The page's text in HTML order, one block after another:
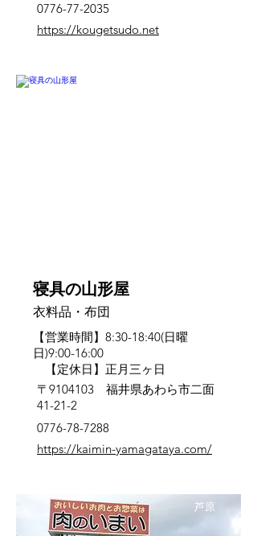
0776-77-2035
https://kougetsudo.net
寝具の山形屋
衣料品・布団
【営業時間】8:30-18:40(日曜
日)9:00-16:00
【定休日】正月三ヶ日
〒9104103 福井県あわら市二面
41-21-2
0776-78-7288
https://kaimin-yamagataya.com/
芦原